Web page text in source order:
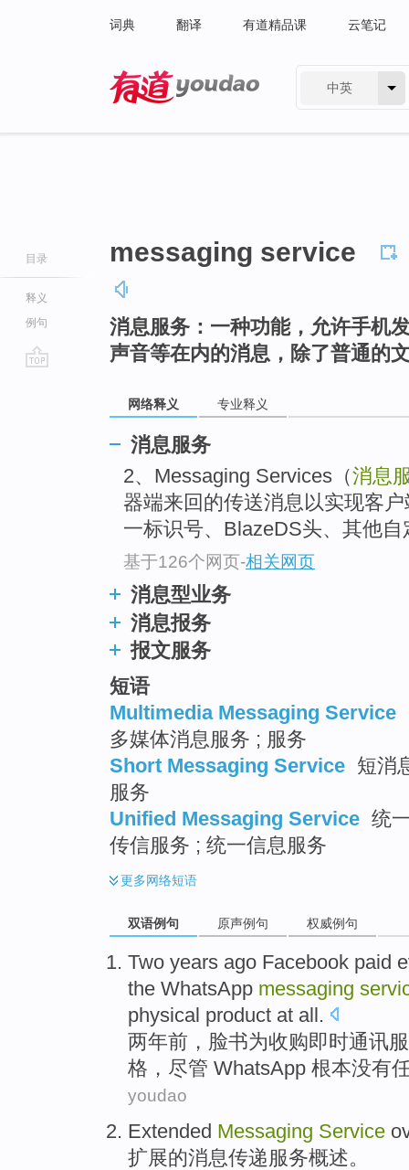
词典 翻译 有道精品课 云笔记
中英
目录
释义
例句
messaging service
消息服务：一种功能，允许手机
声音等在内的消息，除了普通的
网络释义 专业释义
消息服务
2、Messaging Services（消息
器端来回的传送消息以实现客
一标识号、BlazeDS头、其他
基于126个网页-相关网页
消息型业务
消息报务
报文服务
短语
Multimedia Messaging Service
多媒体消息服务 ; 服务
Short Messaging Service 短消
服务
Unified Messaging Service 统
传信服务 ; 统一信息服务
更多网络短语
双语例句 原声例句 权威例句
Two years ago Facebook paid
the WhatsApp messaging
physical product at all.
两年前 ， 脸书为收购即时通讯
格， 尽管 WhatsApp 根本没有
youdao
Extended Messaging Service
扩展的消息传递服务概述。